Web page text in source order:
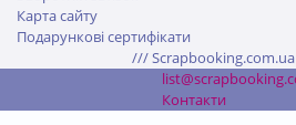
Карта сайту
Подарункові сертифікати
///
Контакти